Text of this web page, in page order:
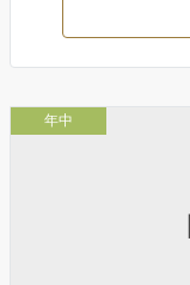
年中